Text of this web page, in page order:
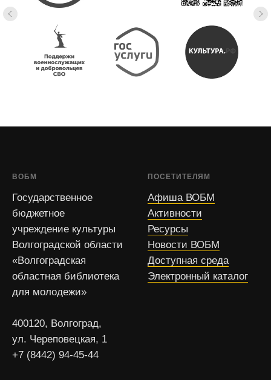
ВОБМ
Государственное
бюджетное
учреждение культуры
Волгоградской области
«Волгоградская
областная библиотека
для молодежи»
400120, Волгоград,
ул. Череповецкая, 1
+7 (8442) 94-45-44
ПОСЕТИТЕЛЯМ
Афиша ВОБМ
Активности
Ресурсы
Новости ВОБМ
Доступная среда
Электронный каталог